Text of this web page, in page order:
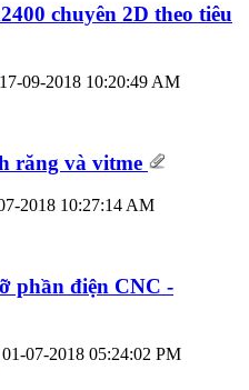
chuyên 2D theo tiêu
17-09-2018 10:20:49 AM
răng và vitme
2018 10:27:14 AM
phần điện CNC -
01-07-2018 05:24:02 PM